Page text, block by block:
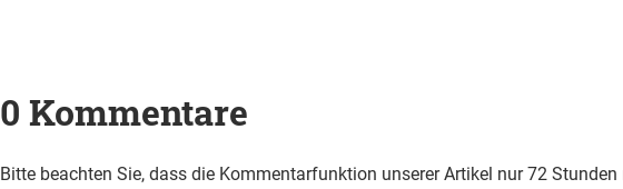
0 Kommentare
Bitte beachten Sie, dass die Kommentarfunktion unserer Artikel nur 72